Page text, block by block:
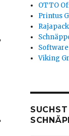
OTTO
Printus
Viking